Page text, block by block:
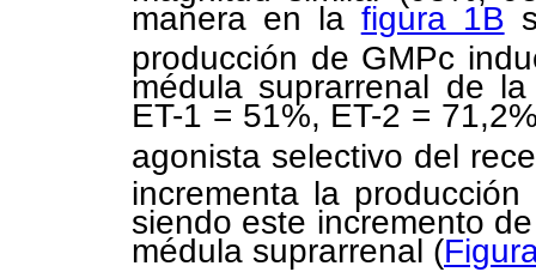
manera en la figura 1B
producción de GMPc
médula suprarrenal de
ET-1 = 51%, ET-2 =
agonista selectivo del
incrementa la
siendo este incremento
médula suprarrenal (